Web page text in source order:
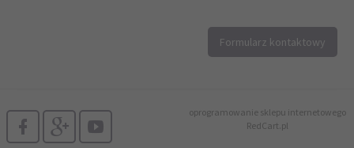
Formularz kontaktowy
oprogramowanie sklepu internetowego
RedCart.pl